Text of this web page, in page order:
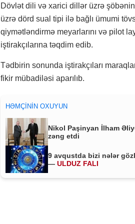
Dövlət dili və xarici dillər üzrə
üzrə dörd sual tipi ilə bağlı ümumi
qiymətləndirmə meyarlarını və pilot
iştirakçılarına təqdim edib.
Tədbirin sonunda iştirakçıları
fikir mübadiləsi aparılıb.
HƏMÇININ OXUYUN
Nikol Paşinyan İlham
zəng etdi
9 avqustda bizi nələr
—ULDUZ FALI